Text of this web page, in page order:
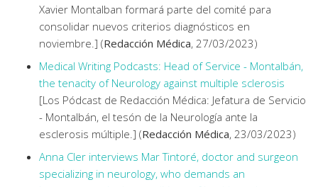
Xavier Montalban formará parte del comité para
consolidar nuevos criterios diagnósticos en
noviembre.] (Redacción Médica, 27/03/2023)
Medical Writing Podcasts: Head of Service - Montalbán,
the tenacity of Neurology against multiple sclerosis
[Los Pódcast de Redacción Médica: Jefatura de Servicio
- Montalbán, el tesón de la Neurología ante la
esclerosis múltiple.] (Redacción Médica, 23/03/2023)
Anna Cler interviews Mar Tintoré, doctor and surgeon
specializing in neurology, who demands an